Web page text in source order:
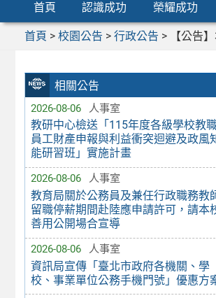
首頁 認識成功 榮耀成功
首頁 > 校園公告 > 行政公告 > 【公告
相關公告
2026-08-06 人事室
教研中心檢送「115年度各級學校教
員工財產申報與利益衝突迴避及政風
能研習班」實施計畫
2026-08-06 人事室
教育局關於公務員及兼任行政職務教
留職停薪期間赴陸應申請許可，請本
善用公開場合宣導
2026-08-06 人事室
資訊局宣傳「臺北市政府各機關、學
校、事業單位公務手機門號」優惠方